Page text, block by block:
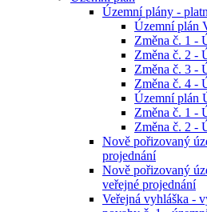
Územní plány -
Územní plán
Změna č. 1 -
Změna č. 2 -
Změna č. 3 -
Změna č. 4 -
Územní plán
Změna č. 1 -
Změna č. 2 -
Nově pořizovaný
projednání
Nově pořizovaný
veřejné projednání
Veřejná vyhláška -